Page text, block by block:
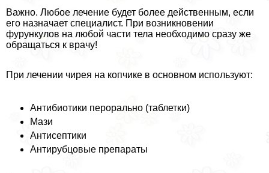
Важно. Любое лечение будет более действенным, если
его назначает специалист. При возникновении
фурункулов на любой части тела необходимо сразу же
обращаться к врачу!
При лечении чирея на копчике в основном используют:
Антибиотики перopaльно (таблетки)
Мази
Антисептики
Антирубцовые препараты